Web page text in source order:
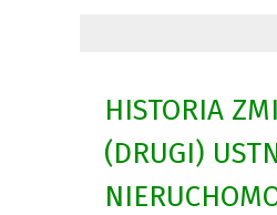
sprzedaży
Wykaz
sprzedaży
HISTORIA
(DRUGI)